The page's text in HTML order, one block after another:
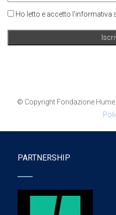
Ho letto e accetto l'informativa
© Copyright Fondazione Hume
PARTNERSHIP